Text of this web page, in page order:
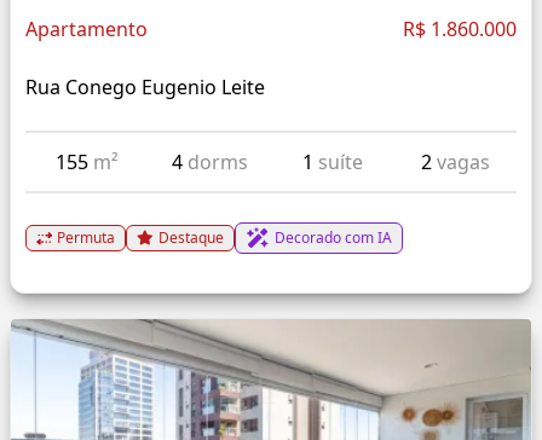
Apartamento R$ 1.860.000
Rua Conego Eugenio Leite
155 m² 4 dorms 1 suíte 2vagas
Permuta Destaque Decorado com IA